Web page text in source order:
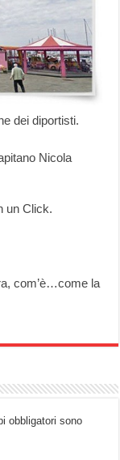
dei diportisti.
Nicola
un Click.
com’è…come la
obbligatori sono